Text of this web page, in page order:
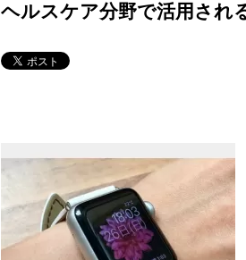
ヘルスケア分野で活用され